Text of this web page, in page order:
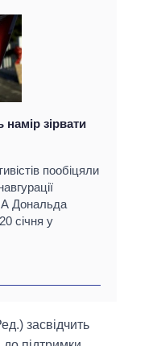
зірвати
пообіцяли
Дональда
січня у
засвідчить